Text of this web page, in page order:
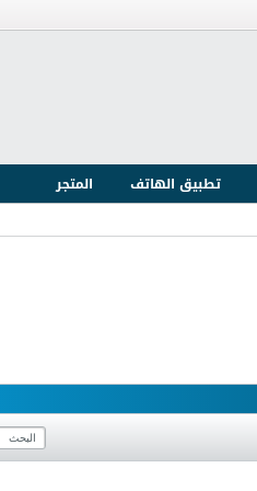
تطبيق الهاتف
المتجر